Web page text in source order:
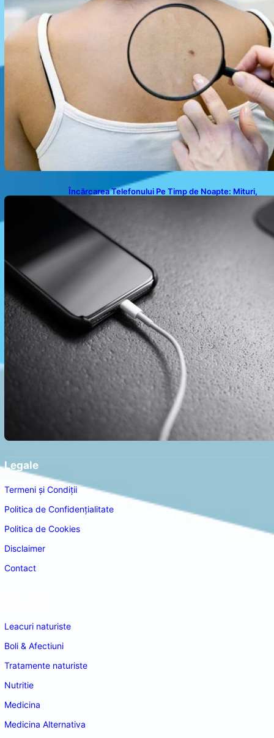
Încărcarea Telefonului Pe Timp de Noapte: Mituri,
Legale
Termeni și Condiții
Politica de Confidențialitate
Politica de Cookies
Disclaimer
Contact
Leacuri naturiste
Boli & Afectiuni
Tratamente naturiste
Nutritie
Medicina
Medicina Alternativa